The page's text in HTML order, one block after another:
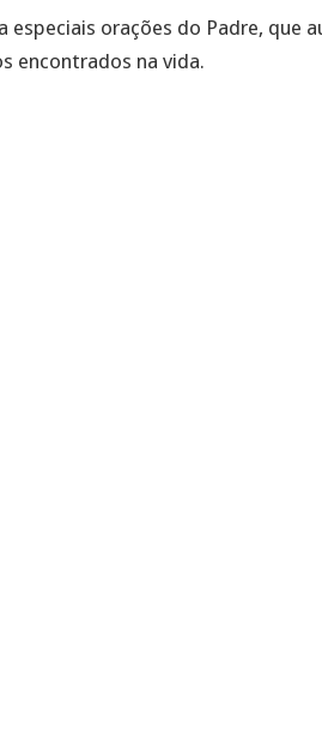
orações do Padre, que
encontrados na vida.